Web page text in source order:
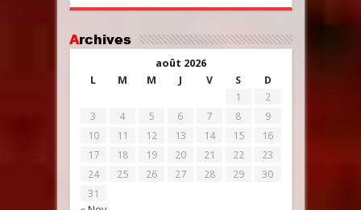
Archives
août 2026
L
M M J V S D
1
2
3
4 5 6 7 8
9
10
11 12 13 14 15
16
17
18 19 20 21 22
23
24
25 26 27 28 29
30
31